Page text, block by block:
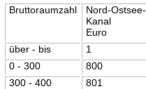
Bruttoraumzahl
Nord-Ostsee-
Kanal
Euro
über - bis
1
0 - 300
800
300 - 400
801